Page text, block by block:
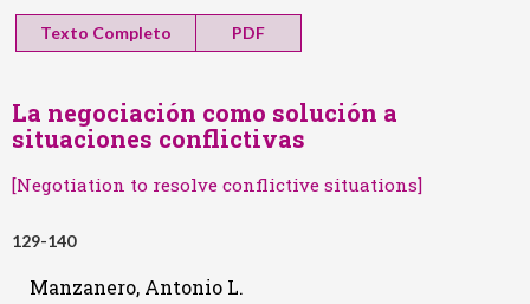
Texto Completo PDF
La negociación como solución a
situaciones conflictivas
[Negotiation to resolve conflictive situations]
129-140
Manzanero, Antonio L.